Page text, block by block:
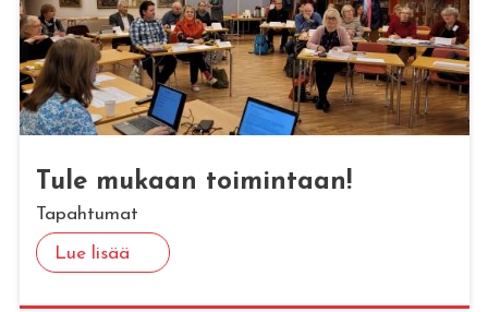
Tule mu­kaan toi­min­taan!
Tapahtumat
Lue lisää